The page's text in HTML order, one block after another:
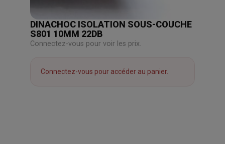
DINACHOC ISOLATION SOUS-COUCHE
S801 10MM 22DB
Connectez-vous pour voir les prix.
Connectez-vous pour accéder au panier.